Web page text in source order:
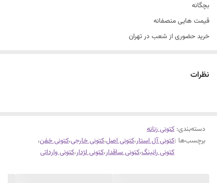
بچگانه
قیمت هایی منصفانه
خرید حضوری از شعب در تهران
زیره ژله ای منعطف
مناسب چهار فصل
نظرات
دسته‌بندی: کتونی زنانه
برچسب‌ها :کتونی آل استار،کتونی اصل،کتونی خارجی،کتونی خفن،
کتونی رانینگ،کتونی ساقدار،کتونی لژدار،کتونی وارداتی